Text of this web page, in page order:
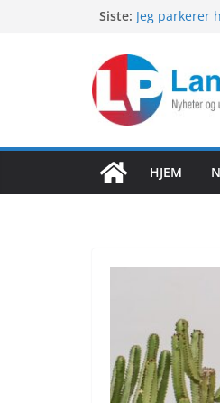
Siste: Jeg parkerer
Nyheter fra
Nyheter fra
Nyheter fra
HJEM